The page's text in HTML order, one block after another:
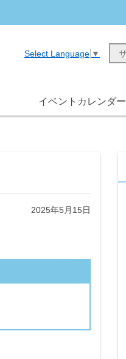
Select Language ▼
イベントカレンダー
2025年5月15日